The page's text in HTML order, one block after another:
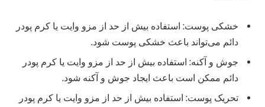
خشکی پوست: استفاده بیش از حد از مزو وایت یا کرم پودر
دائم می‌تواند باعث خشکی پوست شود.
جوش و آکنه: استفاده بیش از حد از مزو وایت یا کرم پودر
دائم ممکن است باعث ایجاد جوش و آکنه شود.
تحریک پوست: استفاده بیش از حد از مزو وایت یا کرم پودر